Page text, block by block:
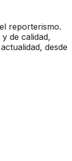
reporterismo.
de calidad,
desde